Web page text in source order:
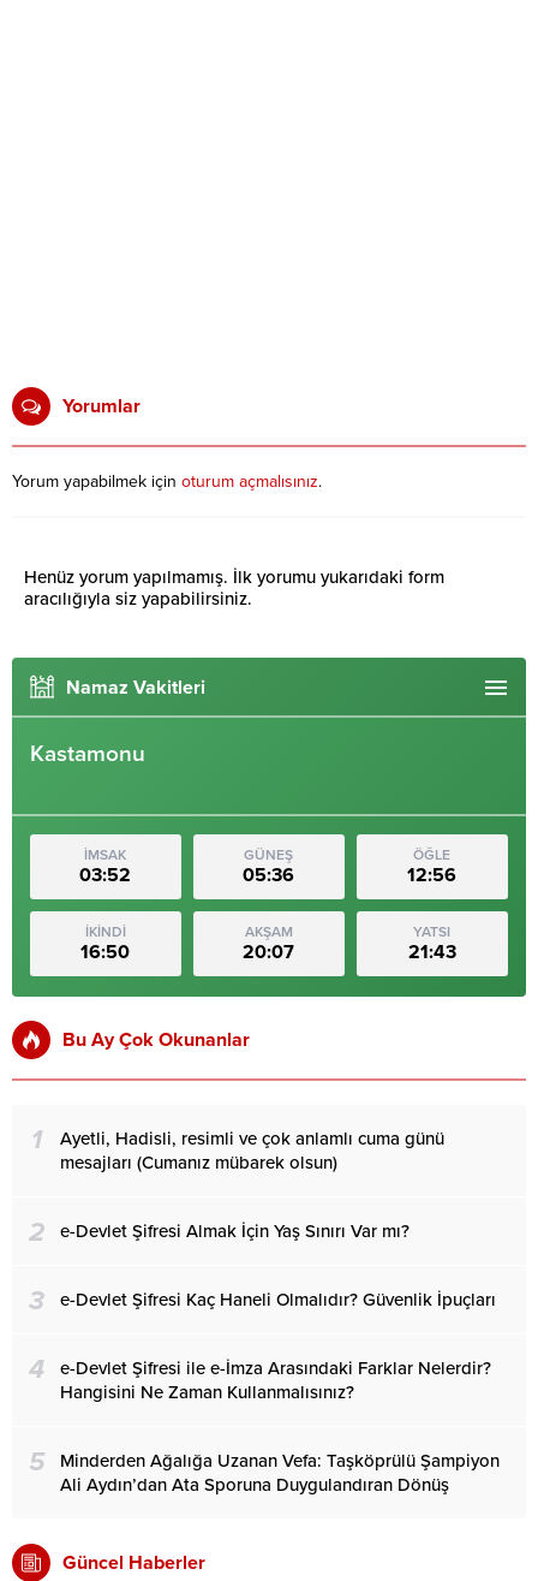
Yorumlar
Yorum yapabilmek için oturum açmalısınız.
Henüz yorum yapılmamış. İlk yorumu yukarıdaki form
aracılığıyla siz yapabilirsiniz.
Namaz Vakitleri
Kastamonu
İMSAK
03:52
GÜNEŞ
05:36
ÖĞLE
12:56
İKİNDİ
16:50
AKŞAM
20:07
YATSI
21:43
Bu Ay Çok Okunanlar
1
Ayetli, Hadisli, resimli ve çok anlamlı cuma günü
mesajları (Cumanız mübarek olsun)
2 e-Devlet Şifresi Almak İçin Yaş Sınırı Var mı?
3 e-Devlet Şifresi Kaç Haneli Olmalıdır? Güvenlik İpuçları
4
e-Devlet Şifresi ile e-İmza Arasındaki Farklar Nelerdir?
Hangisini Ne Zaman Kullanmalısınız?
5
Minderden Ağalığa Uzanan Vefa: Taşköprülü Şampiyon
Ali Aydın’dan Ata Sporuna Duygulandıran Dönüş
Güncel Haberler